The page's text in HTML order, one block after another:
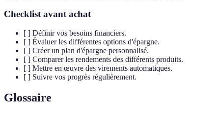
Checklist avant achat
[ ] Définir vos besoins financiers.
[ ] Évaluer les différentes options d'épargne.
[ ] Créer un plan d'épargne personnalisé.
[ ] Comparer les rendements des différents produits.
[ ] Mettre en œuvre des virements automatiques.
[ ] Suivre vos progrès régulièrement.
Glossaire